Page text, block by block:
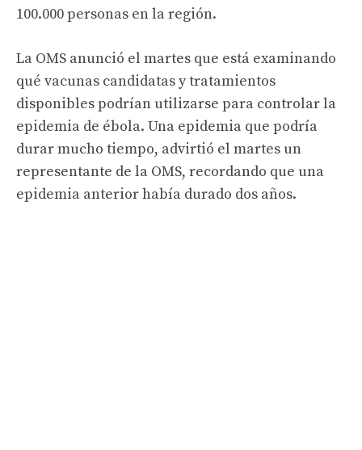
100.000 personas en la región.
La OMS anunció el martes que está examinando
qué vacunas candidatas y tratamientos
disponibles podrían utilizarse para controlar la
epidemia de ébola. Una epidemia que podría
durar mucho tiempo, advirtió el martes un
representante de la OMS, recordando que una
epidemia anterior había durado dos años.